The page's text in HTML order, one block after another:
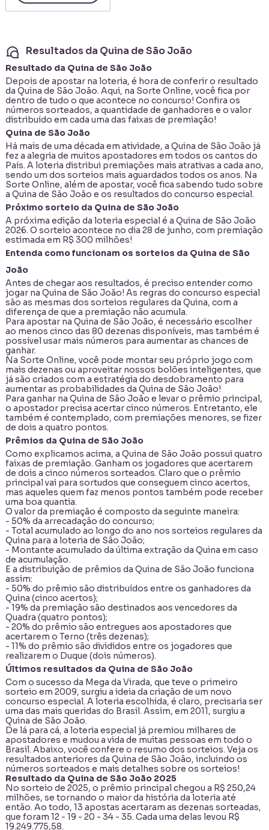
Resultados da Quina de São João
Resultado da Quina de São João
Depois de apostar na loteria, é hora de conferir o resultado
da Quina de São João. Aqui, na Sorte Online, você fica por
dentro de tudo o que acontece no concurso! Confira os
números sorteados, a quantidade de ganhadores e o valor
distribuído em cada uma das faixas de premiação!
Quina de São João
Há mais de uma década em atividade, a Quina de São João já
fez a alegria de muitos apostadores em todos os cantos do
País. A loteria distribui premiações mais atrativas a cada ano,
sendo um dos sorteios mais aguardados todos os anos. Na
Sorte Online, além de apostar, você fica sabendo tudo sobre
a Quina de São João e os resultados do concurso especial.
Próximo sorteio da Quina de São João
A próxima edição da loteria especial é a Quina de São João
2026. O sorteio acontece no dia 28 de junho, com premiação
estimada em R$ 300 milhões!
Entenda como funcionam os sorteios da Quina de São
João
Antes de chegar aos resultados, é preciso entendercomo
jogar na Quina de São João! As regras do concurso especial
são as mesmas dos sorteios regulares da Quina, com a
diferença de que a premiação não acumula.
Para apostar na Quina de São João, é necessário escolher
ao menos cinco das 80 dezenas disponíveis, mas também é
possível usar mais números para aumentar as chances de
ganhar.
Na Sorte Online, você pode montar seu próprio jogo com
mais dezenas ou aproveitar nossos bolões inteligentes, que
já são criados com a estratégia do desdobramento para
aumentar as probabilidades da Quina de São João!
Para ganhar na Quina de São João e levar o prêmio principal,
o apostador precisa acertar cinco números. Entretanto, ele
também é contemplado, com premiações menores, se fizer
de dois a quatro pontos.
Prêmios da Quina de São João
Como explicamos acima, a Quina de São João possui quatro
faixas de premiação. Ganham os jogadores que acertarem
de dois a cinco números sorteados. Claro que o prêmio
principal vai para sortudos que conseguem cinco acertos,
mas aqueles quem faz menos pontos também pode receber
uma boa quantia.
O valor da premiação é composto da seguinte maneira:
- 50% da arrecadação do concurso;
- Total acumulado ao longo do ano nos sorteios regulares da
Quina para a loteria de São João;
- Montante acumulado da última extração da Quina em caso
de acumulação.
E a distribuição de prêmios da Quina de São João funciona
assim:
- 50% do prêmio são distribuídos entre os ganhadores da
Quina (cinco acertos);
- 19% da premiação são destinados aos vencedores da
Quadra (quatro pontos);
- 20% do prêmio são entregues aos apostadores que
acertarem o Terno (três dezenas);
- 11% do prêmio são divididos entre os jogadores que
realizarem o Duque (dois números).
Últimos resultados da Quina de São João
Com o sucesso da Mega da Virada, que teve o primeiro
sorteio em 2009, surgiu a ideia da criação de um novo
concurso especial. A loteria escolhida, é claro, precisaria ser
uma das mais queridas do Brasil. Assim, em 2011, surgiu a
Quina de São João.
De lá para cá, a loteria especial já premiou milhares de
apostadores e mudou a vida de muitas pessoas em todo o
Brasil. Abaixo, você confere o resumo dos sorteios. Veja os
resultados anteriores da Quina de São João, incluindo os
números sorteados e mais detalhes sobre os sorteios!
Resultado da Quina de São João 2025
No sorteio de 2025, o prêmio principal chegou a R$ 250,24
milhões, se tornando o maior da história da loteria até
então. Ao todo, 13 apostas acertaram as dezenas sorteadas,
que foram 12 - 19 - 20 - 34 - 35. Cada uma delas levou R$
19.249.775,58.